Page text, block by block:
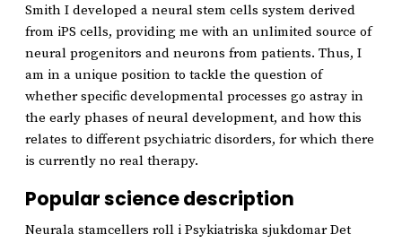
Smith I developed a neural stem cells system derived
from iPS cells, providing me with an unlimited source of
neural progenitors and neurons from patients. Thus, I
am in a unique position to tackle the question of
whether specific developmental processes go astray in
the early phases of neural development, and how this
relates to different psychiatric disorders, for which there
is currently no real therapy.
Popular science description
Neurala stamcellers roll i Psykiatriska sjukdomar Det